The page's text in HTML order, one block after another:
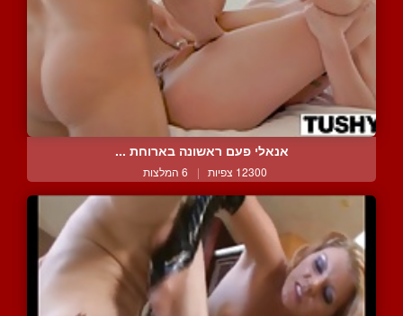
אנאלי פעם ראשונה בארוחת ...
12300 צפיות | 6 המלצות